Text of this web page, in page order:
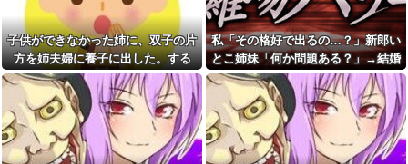
ｗｗｗｗｗｗｗｗｗｗｗｗｗ
ダイアンのじゃない方がユー
スケさんになってしまっている
という事実←これ
女「43億円注文して………キ
ャンセルっと！」←こいつの目
政府「増税」敵「増税すん
な！増税メガネ！」→政府「減
税」敵「減税すんな！社会保障
どうなる！」
母親の作る唐揚げが大好きだ
ったからレシピ教えてもらおう
としたら……
離婚届を出してホッとしてい
たのに・・元旦那『離婚したく
なかったから、弁護士に相談し
て離婚届無効調停をしようと思
ってる』
デスノートの主人公がお前ら
だった時にありがちなことｗｗ
ｗｗｗ他
子供ができなかった姉に、双子の片
方を姉夫婦に養子に出した。する
と、養子に出した子がすごく礼儀正
しくてビックリ
私「その格好で出るの…？」新郎い
とこ姉妹「何か問題ある？」→結婚
式当日に感じた違和感が最後まで消
えなくて…